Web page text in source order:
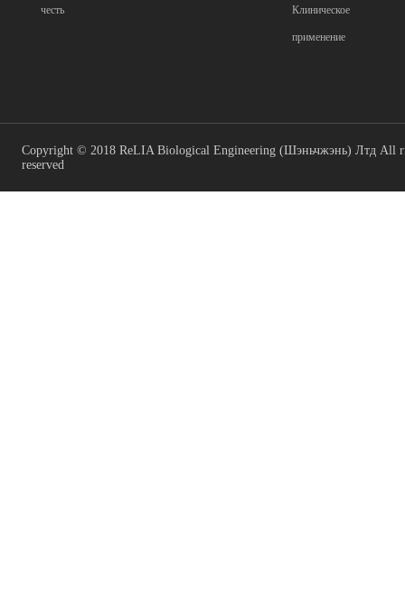
честь Клиническое
применение
Copyright © 2018 ReLIA Biological Engineering (Шэньчжэнь) Лтд All
reserved